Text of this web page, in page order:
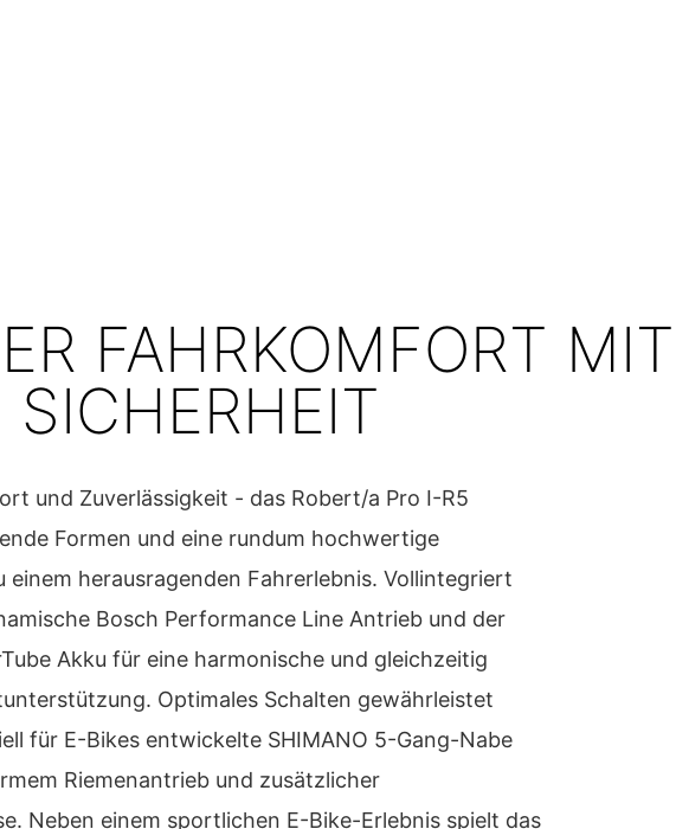
FAHRKOMFORT MIT
SICHERHEIT
und Zuverlässigkeit - das Robert/a Pro I-R5
Formen und eine rundum hochwertige
einem herausragenden Fahrerlebnis. Vollintegriert
Bosch Performance Line Antrieb und der
Akku für eine harmonische und gleichzeitig
Optimales Schalten gewährleistet
für E-Bikes entwickelte SHIMANO 5-Gang-Nabe
Riemenantrieb und zusätzlicher
Neben einem sportlichen E-Bike-Erlebnis spielt das